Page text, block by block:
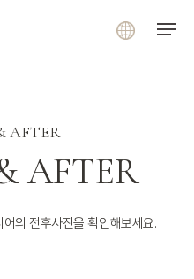
Menu
AFTER
AFTER
의 전후사진을 확인해보세요.